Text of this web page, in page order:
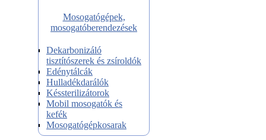
Mosogatógépek,
mosogatóberendezések
Dekarbonizáló
tisztítószerek és zsíroldók
Edénytálcák
Hulladékdarálók
Késsterilizátorok
Mobil mosogatók és
kefék
Mosogatógépkosarak